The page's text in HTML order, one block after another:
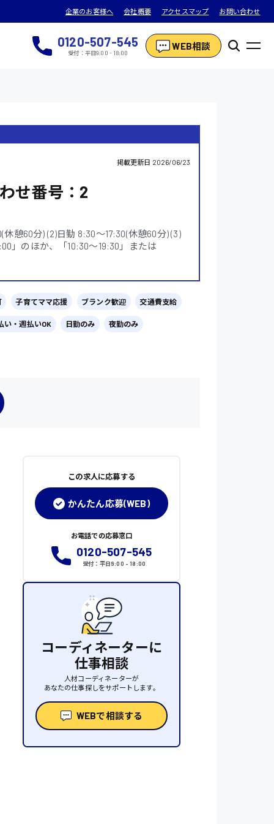
企業のお客様へ 会社概要 アクセスマップ お問い合わせ
0120-507-545
受付：平日9:00 - 18:00
WEB相談
掲載更新日 2026/06/23
せ番号：2
憩60分) (2)日勤 8:30〜17:30(休憩60分) (3)
」のほか、「10:30〜19:30」または
子育てママ応援 ブランク歓迎 交通費支給
い・週払いOK 日勤のみ 夜勤のみ
この求人に応募する
かんたん応募(WEB)
お電話での応募窓口
0120-507-545
受付：平日9:00 - 18:00
コーディネーターに
仕事相談
人材コーディネーターが
あなたの仕事探しをサポートします。
WEBで相談する